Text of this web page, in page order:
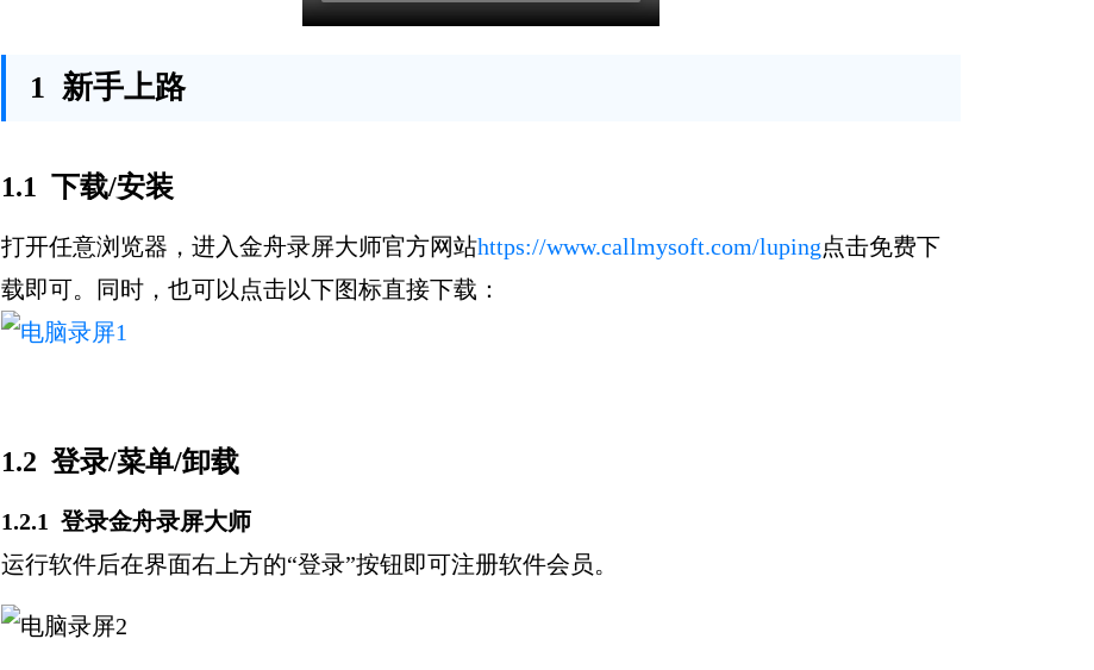
1 新手上路
1.1 下载/安装
打开任意浏览器，进入金舟录屏大师官方网站https://www.callmysoft.com/luping点击免费下
载即可。同时，也可以点击以下图标直接下载：
1.2 登录/菜单/卸载
1.2.1 登录金舟录屏大师
运行软件后在界面右上方的“登录”按钮即可注册软件会员。